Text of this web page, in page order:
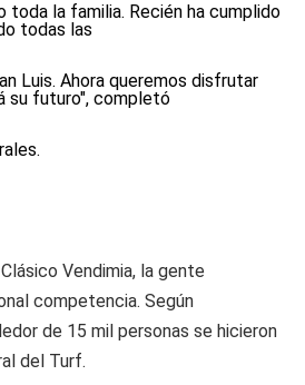
toda la familia. Recién ha cumplido
todas las
Luis. Ahora queremos disfrutar
su futuro", completó
Vendimia, la gente
competencia. Según
de 15 mil personas se hicieron
del Turf.